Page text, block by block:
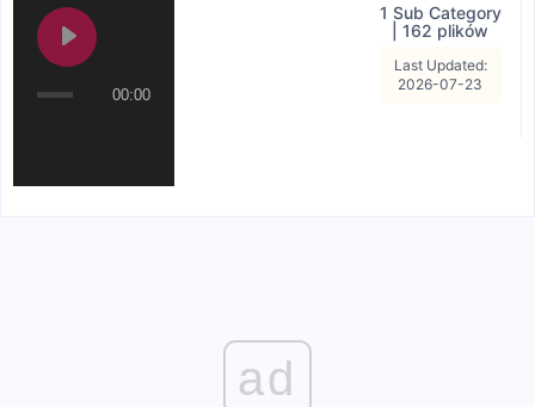
00:00
1 Sub Category
162 plików
Last Updated:
2026-07-23
ad